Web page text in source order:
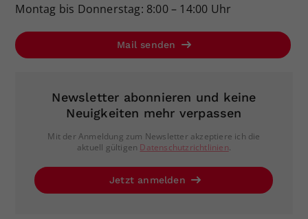
Montag bis Donnerstag: 8:00 – 14:00 Uhr
Mail senden
Newsletter abonnieren und keine
Neuigkeiten mehr verpassen
Mit der Anmeldung zum Newsletter akzeptiere ich die
aktuell gültigen Datenschutzrichtlinien.
Jetzt anmelden